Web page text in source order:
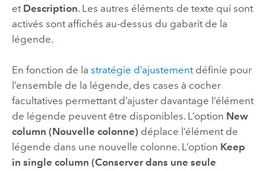
et Description. Les autres éléments de texte qui sont
activés sont affichés au-dessus du gabarit de la
légende.
En fonction de la stratégie d’ajustementdéfinie pour
l’ensemble de la légende, des cases à cocher
facultatives permettant d’ajuster davantage l’élément
de légende peuvent être disponibles. L’option New
column (Nouvelle colonne) déplace l’élément de
légende dans une nouvelle colonne. L’option Keep
in single column (Conserver dans une seule